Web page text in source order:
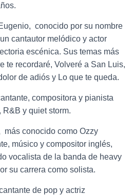
conocido por su nombre
cantautor melódico y actor
escénica. Sus temas más
te recordaré, Volveré a San Luis,
de adiós y Lo que te queda.
compositora y pianista
y quiet storm.
más conocido como Ozzy
músico y compositor inglés,
vocalista de la banda de heavy
su carrera como solista.​​​
de pop y actriz